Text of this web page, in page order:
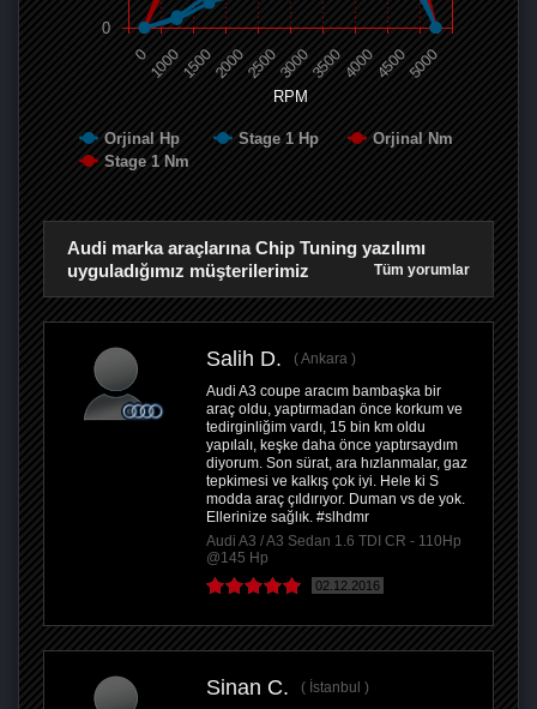
RPM
Orjinal Hp Stage 1 Hp
Orjinal Nm
Stage 1 Nm
0 100015002000250030003500400045005000
0
Audi marka araçlarına Chip Tuning yazılımı
uyguladığımız müşterilerimiz
Tüm yorumlar
Salih D.
Ankara
Audi A3 coupe aracım bambaşka bir
araç oldu, yaptırmadan önce korkum ve
tedirginliğim vardı, 15 bin km oldu
yapılalı, keşke daha önce yaptırsaydım
diyorum. Son sürat, ara hızlanmalar, gaz
tepkimesi ve kalkış çok iyi. Hele ki S
modda araç çıldırıyor. Duman vs de yok.
Ellerinize sağlık. #slhdmr
Audi A3 / A3 Sedan 1.6 TDI CR - 110Hp
@145 Hp
02.12.2016
Sinan C.
İstanbul